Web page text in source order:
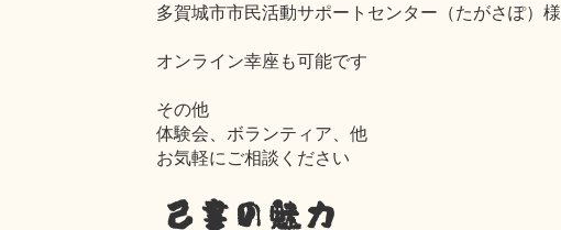
多賀城市市民活動サポートセンター（たがさぽ）様
オンライン幸座も可能です
その他
体験会、ボランティア、他
お気軽にご相談ください
己書の魅力